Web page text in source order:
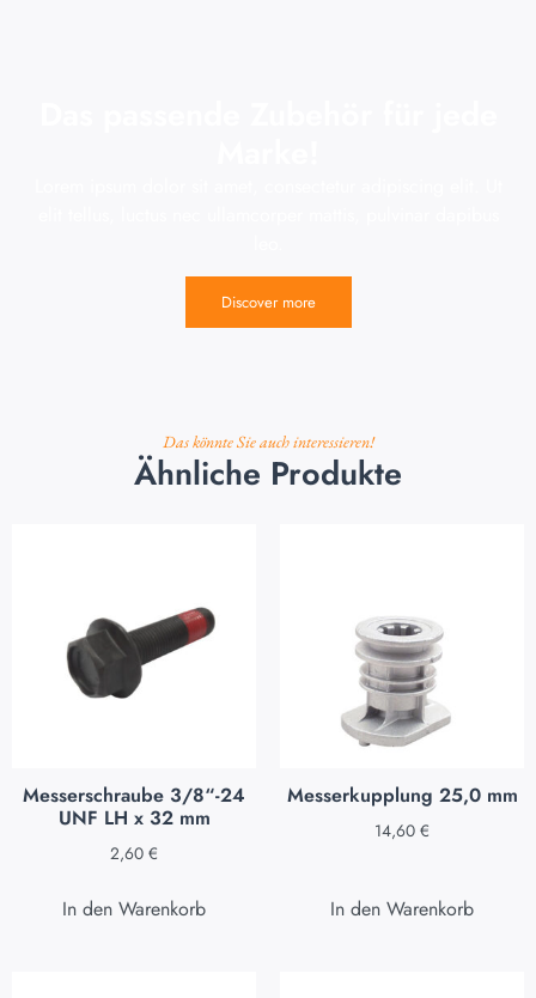
Discover more
Das könnte Sie auch interessieren!
Ähnliche Produkte
Messerschraube 3/8“-24
UNF LH x 32 mm
2,60 €
In den Warenkorb
Messerkupplung 25,0 mm
14,60 €
In den Warenkorb